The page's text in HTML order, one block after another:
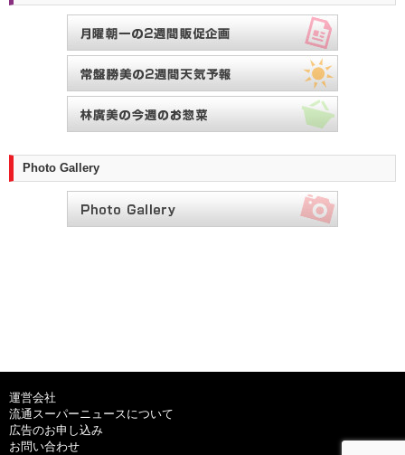
Photo Gallery
運営会社
流通スーパーニュースについて
広告のお申し込み
お問い合わせ